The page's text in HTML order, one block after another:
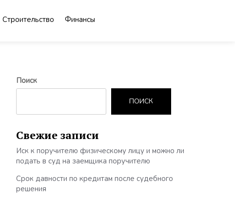
Строительство Финансы
Поиск
ПОИСК
Свежие записи
Иск к поручителю физическому лицу и можно ли
подать в суд на заемщика поручителю
Срок давности по кредитам после судебного
решения